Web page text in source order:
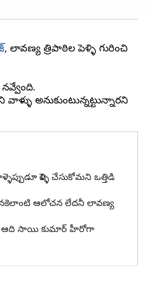
, లావణ్య త్రిపాఠిల పెళ్ళి గురించి
అనుకుంటున్నట్టున్నారని
పెళ్ళి చేసుకోమని ఒత్తిడి
ఆలోచన లేదనీ లావణ్య
లో ఆది సాయి కుమార్ హీరోగా